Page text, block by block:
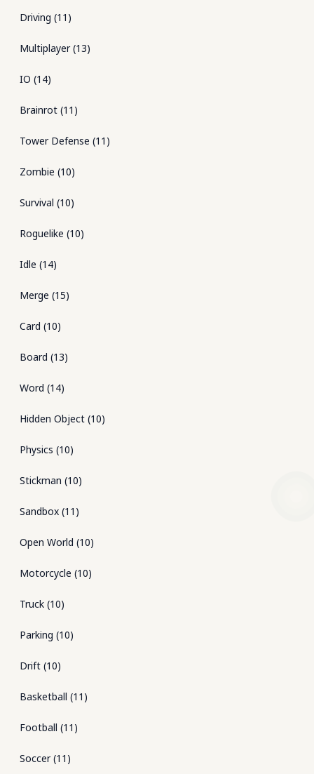
Driving (11 )
Multiplayer(13)
IO (14)
Brainrot (11 )
Tower Defense (11 )
Zombie (10)
Survival (10)
Roguelike (10)
Idle (14)
Merge (15)
Card (10)
Board (13)
Word (14)
Hidden Object (10)
Physics (10)
Stickman (10)
Sandbox (11 )
Open World (10)
Motorcycle (10)
Truck (10)
Parking (10)
Drift (10)
Basketball (11 )
Football (11 )
Soccer(11 )